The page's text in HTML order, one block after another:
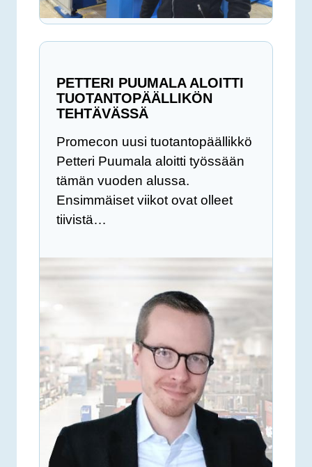
PETTERI PUUMALA ALOITTI
TUOTANTOPÄÄLLIKÖN
TEHTÄVÄSSÄ
Promecon uusi tuotantopäällikkö
Petteri Puumala aloitti työssään
tämän vuoden alussa.
Ensimmäiset viikot ovat olleet
tiivistä…